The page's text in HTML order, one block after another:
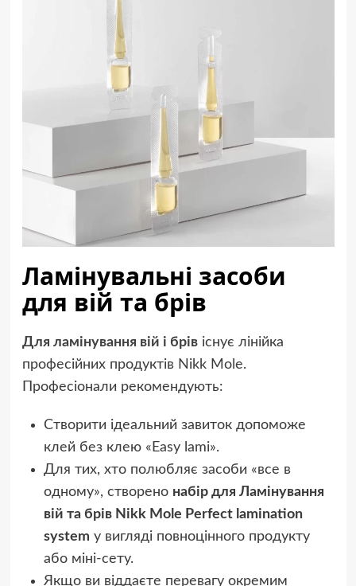
Ламінувальні засоби
для вій та брів
Для ламінування вій і брівіснує лінійка
професійних продуктів Nikk Mole.
Професіонали рекомендують:
Створити ідеальний завиток допоможе
клей без клею «Easy lami».
Для тих, хто полюбляє засоби «все в
одному», створено набір для Ламінування
вій та брів Nikk Mole Perfect lamination
system у вигляді повноцінного продукту
або міні-сету.
Якщо ви віддаєте перевагу окремим